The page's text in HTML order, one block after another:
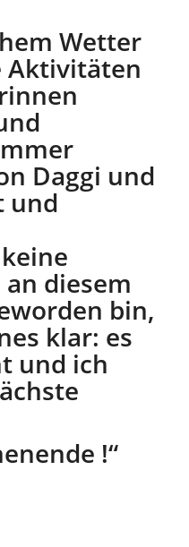
Wetter
Aktivitäten
Daggi und
und
diesem
bin,
klar: es
und ich
!“